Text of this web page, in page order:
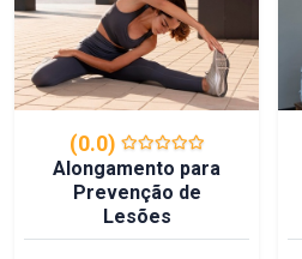
(0.0)
Alongamento para
Prevenção de
Lesões